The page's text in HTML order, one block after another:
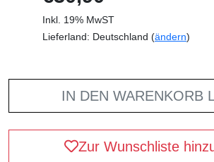
Inkl. 19% MwST
Lieferland: Deutschland (ändern)
IN DEN WARENKORB
Zur Wunschliste